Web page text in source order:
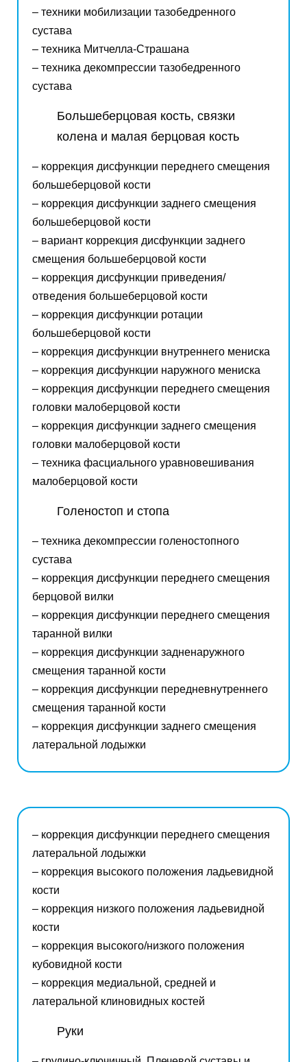
– техники мобилизации тазобедренного
сустава
– техника Митчелла-Страшана
– техника декомпрессии тазобедренного
сустава
Большеберцовая кость, связки
колена и малая берцовая кость
– коррекция дисфункции переднего смещения
большеберцовой кости
– коррекция дисфункции заднего смещения
большеберцовой кости
– вариант коррекция дисфункции заднего
смещения большеберцовой кости
– коррекция дисфункции приведения/
отведения большеберцовой кости
– коррекция дисфункции ротации
большеберцовой кости
– коррекция дисфункции внутреннего мениска
– коррекция дисфункции наружного мениска
– коррекция дисфункции переднего смещения
головки малоберцовой кости
– коррекция дисфункции заднего смещения
головки малоберцовой кости
– техника фасциального уравновешивания
малоберцовой кости
Голеностоп и стопа
– техника декомпрессии голеностопного
сустава
– коррекция дисфункции переднего смещения
берцовой вилки
– коррекция дисфункции переднего смещения
таранной вилки
– коррекция дисфункции задненаружного
смещения таранной кости
– коррекция дисфункции передневнутреннего
смещения таранной кости
– коррекция дисфункции заднего смещения
латеральной лодыжки
– коррекция дисфункции переднего смещения
латеральной лодыжки
– коррекция высокого положения ладьевидной
кости
– коррекция низкого положения ладьевидной
кости
– коррекция высокого/низкого положения
кубовидной кости
– коррекция медиальной, средней и
латеральной клиновидных костей
Руки